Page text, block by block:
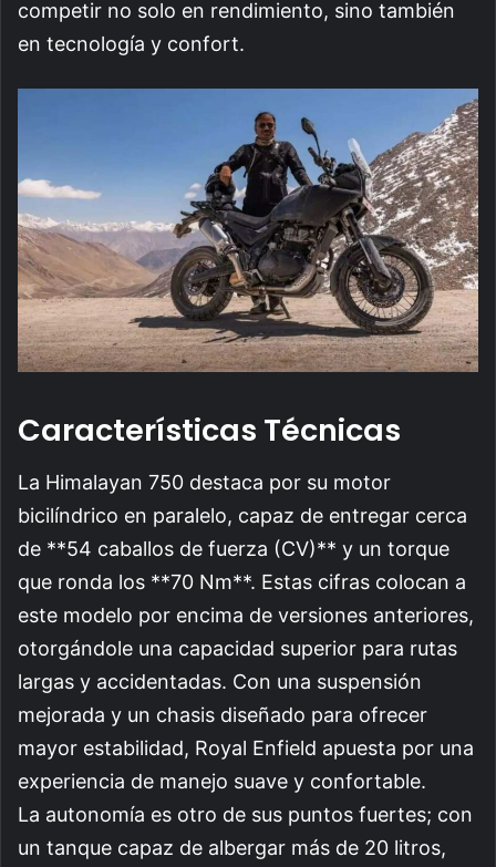
competir no solo en rendimiento, sino también
en tecnología y confort.
Características Técnicas
La Himalayan 750 destaca por su motor
bicilíndrico en paralelo, capaz de entregar cerca
de **54 caballos de fuerza (CV)** y un torque
que ronda los **70 Nm**. Estas cifras colocan a
este modelo por encima de versiones anteriores,
otorgándole una capacidad superior para rutas
largas y accidentadas. Con una suspensión
mejorada y un chasis diseñado para ofrecer
mayor estabilidad, Royal Enfield apuesta por una
experiencia de manejo suave y confortable.
La autonomía es otro de sus puntos fuertes; con
un tanque capaz de albergar más de 20 litros,